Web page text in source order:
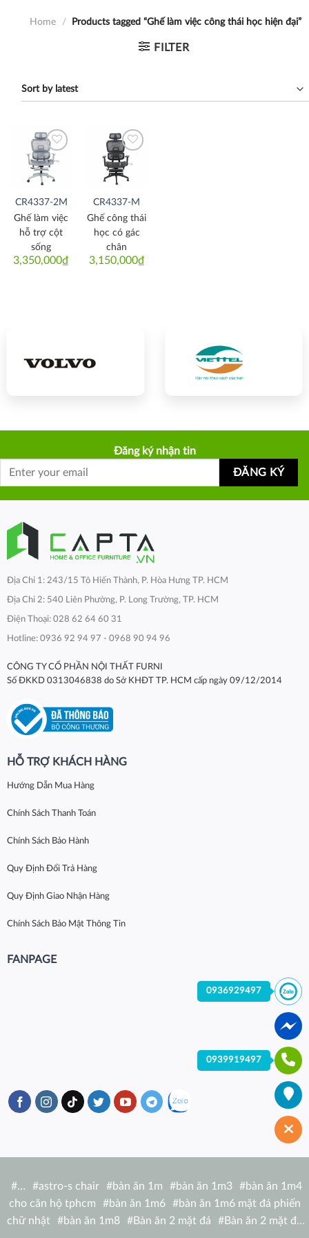
Home / Products tagged “Ghế làm việc công thái học hiện đại”
FILTER
Thích
CR4337-2M
3,350,000₫
Ghế làm việc
hỗ trợ cột
sống
Thích
CR4337-M
3,150,000₫
Ghế công thái
học có gác
chân
Đăng ký nhận tin
Địa Chỉ 1: 243/15 Tô Hiến Thành, P. Hòa Hưng TP. HCM
Địa Chỉ 2: 540 Liên Phường, P. Long Trường, TP. HCM
Điện Thoại: 028 62 64 60 31
Hotline: 0936 92 94 97 - 0968 90 94 96
CÔNG TY CỔ PHẦN NỘI THẤT FURNI
Số ĐKKD 0313046838 do Sở KHĐT TP. HCM cấp ngày 09/12/2014
HỖ TRỢ KHÁCH HÀNG
Hướng Dẫn Mua Hàng
Chính Sách Thanh Toán
Chính Sách Bảo Hành
Quy Định Đổi Trả Hàng
Quy Định Giao Nhận Hàng
Chính Sách Bảo Mật Thông Tin
FANPAGE
#… #astro-s chair #bàn ăn 1m #bàn ăn 1m3 #bàn ăn 1m4
cho căn hộ tphcm
#bàn ăn 1m6 #bàn ăn 1m6 mặt đá phiến
chữ nhật
#bàn ăn 1m8 #Bàn ăn 2 mặt đá #Bàn ăn 2 mặt đá
0936929497
0939919497